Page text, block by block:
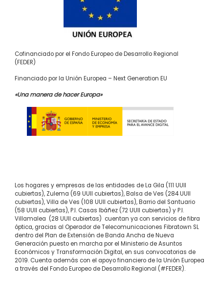
Cofinanciado por el Fondo Europeo de Desarrollo Regional
(FEDER)
Financiado por la Unión Europea – Next Generation EU
«Una manera de hacer Europa»
Los hogares y empresas de las entidades de La Gila (111 UUII
cubiertas), Zulema (69 UUII cubiertas), Balsa de Ves (284 UUII
cubiertas), Villa de Ves (108 UUII cubiertas), Barrio del Santuario
(58 UUII cubiertas), P.I. Casas Ibáñez (72 UUII cubiertas) y P.I.
Villamalea (28 UUII cubiertas) cuentan ya con servicios de fibra
óptica, gracias al Operador de Telecomunicaciones Fibratown SL
dentro del Plan de Extensión de Banda Ancha de Nueva
Generación puesto en marcha por el Ministerio de Asuntos
Económicos y Transformación Digital, en sus convocatorias de
2019. Cuenta además con el apoyo financiero de la Unión Europea
a través del Fondo Europeo de Desarrollo Regional (#FEDER).